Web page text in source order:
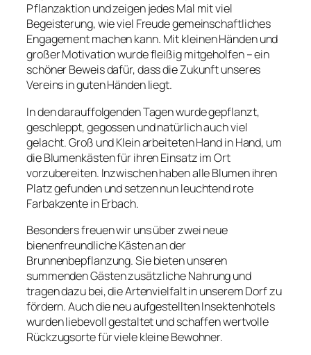
Pflanzaktion und zeigen jedes Mal mit viel
Begeisterung, wie viel Freude gemeinschaftliches
Engagement machen kann. Mit kleinen Händen und
großer Motivation wurde fleißig mitgeholfen – ein
schöner Beweis dafür, dass die Zukunft unseres
Vereins in guten Händen liegt.
In den darauffolgenden Tagen wurde gepflanzt,
geschleppt, gegossen und natürlich auch viel
gelacht. Groß und Klein arbeiteten Hand in Hand, um
die Blumenkästen für ihren Einsatz im Ort
vorzubereiten. Inzwischen haben alle Blumen ihren
Platz gefunden und setzen nun leuchtend rote
Farbakzente in Erbach.
Besonders freuen wir uns über zwei neue
bienenfreundliche Kästen an der
Brunnenbepflanzung. Sie bieten unseren
summenden Gästen zusätzliche Nahrung und
tragen dazu bei, die Artenvielfalt in unserem Dorf zu
fördern. Auch die neu aufgestellten Insektenhotels
wurden liebevoll gestaltet und schaffen wertvolle
Rückzugsorte für viele kleine Bewohner.